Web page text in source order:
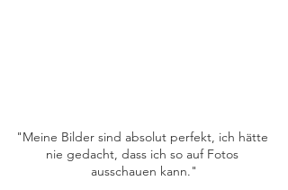
"Meine Bilder sind absolut perfekt, ich hätte
nie gedacht, dass ich so auf Fotos
ausschauen kann."